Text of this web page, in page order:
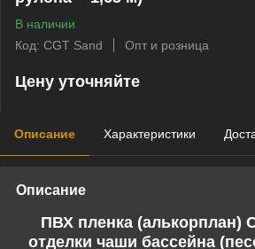
В наличии
Код: CGT Sand
Опт и розница
Цену уточняйте
Описание Характеристики
Описание
ПВХ пленка (алькорплан)
отделки чаши бассейна